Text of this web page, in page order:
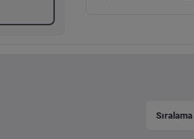
Sıralama